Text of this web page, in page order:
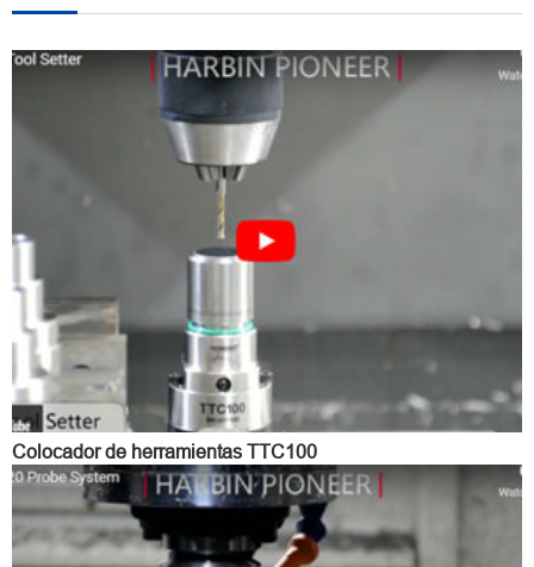
Colocador de herramientas TTC100